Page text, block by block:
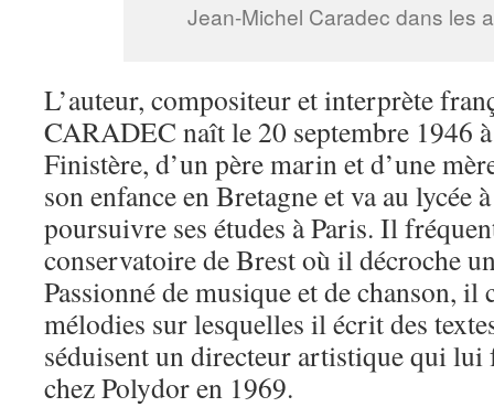
Jean-Michel Caradec dans les
L’auteur, compositeur et interprète
CARADEC naît le 20 septembre 1946
Finistère, d’un père marin et d’une
son enfance en Bretagne et va au lycée
poursuivre ses études à Paris. Il
conservatoire de Brest où il décroche
Passionné de musique et de chanson, il
mélodies sur lesquelles il écrit des
séduisent un directeur artistique qui
chez Polydor en 1969.